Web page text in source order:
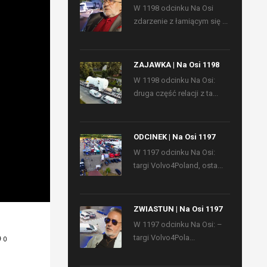
0
W 1198 odcinku Na Osi
zdarzenie z łamiącym się ...
ZAJAWKA | Na Osi 1198
W 1198 odcinku Na Osi:
druga część relacji z ta...
ODCINEK | Na Osi 1197
W 1197 odcinku Na Osi:
targi Volvo4Poland, osta...
ZWIASTUN | Na Osi 1197
W 1197 odcinku Na Osi: –
targi Volvo4Pola...